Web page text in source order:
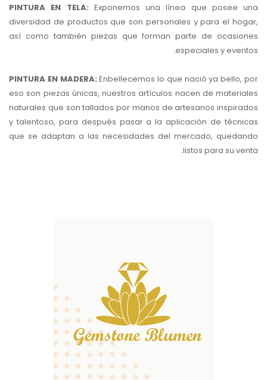
PINTURA EN TELA:Exponemos una línea que posee una
diversidad de productos que son personales y para el hogar,
así como también piezas que forman parte de ocasiones
especiales y eventos.
PINTURA EN MADERA:Enbellecemos lo que nació ya bello, por
eso son piezas únicas, nuestros artículos nacen de materiales
naturales que son tallados por manos de artesanos inspirados
y talentoso, para después pasar a la aplicación de técnicas
que se adaptan a las necesidades del mercado, quedando
listos para su venta.